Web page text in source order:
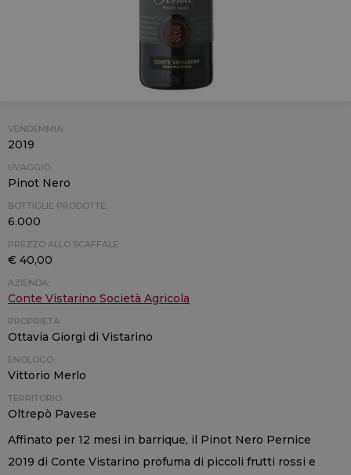
VENDEMMIA:
2019
UVAGGIO:
Pinot Nero
BOTTIGLIE PRODOTTE:
6.000
PREZZO ALLO SCAFFALE:
€ 40,00
AZIENDA:
Conte Vistarino Società Agricola
PROPRIETÀ:
Ottavia Giorgi di Vistarino
ENOLOGO:
Vittorio Merlo
TERRITORIO:
Oltrepò Pavese
Affinato per 12 mesi in barrique, il Pinot Nero Pernice
2019 di Conte Vistarino profuma di piccoli frutti rossi e